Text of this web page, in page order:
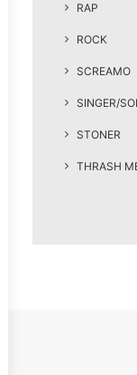
RAP
ROCK
SCREAMO
SINGER/
STONER
THRASH